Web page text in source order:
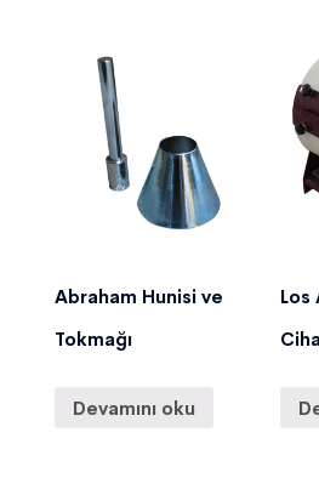
Abraham Hunisi ve
Tokmağı
Devamını oku
Los